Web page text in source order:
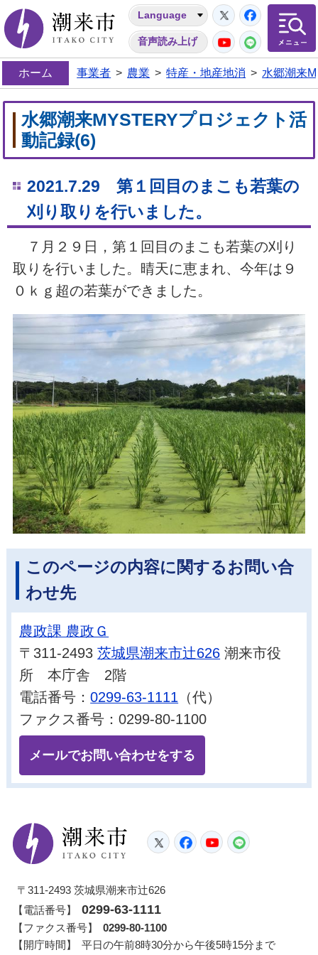
潮来市
Language
音声読み上げ
Twitter
YouTube
LINE
ホーム 事業者 > 農業 > 特産・地産地消 > 水郷潮来
水郷潮来MYSTERYプロジェクト活
動記録(6)
2021.7.29 第１回目のまこも若葉の
刈り取りを行いました。
７月２９日，第１回目のまこも若葉の刈り
取りを行いました。晴天に恵まれ、今年は９
０ｋｇ超の若葉ができました。
このページの内容に関するお問い合
わせ先
農政課 農政Ｇ
〒311-2493茨城県潮来市辻626 潮来市役
所 本庁舎 2階
電話番号：0299-63-1111 （代）
ファクス番号：0299-80-1100
メールでお問い合わせをする
潮来市
TwitterFacebook
YouTube
〒311-2493 茨城県潮来市辻626
【電話番号】
0299-63-1111
【ファクス番号】
0299-80-1100
【開庁時間】
平日の午前8時30分から午後5時15分まで